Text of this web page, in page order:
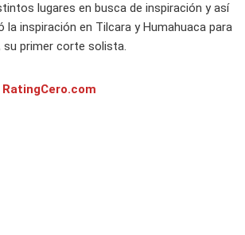
lugares en busca de inspiración y así
inspiración en Tilcara y Humahuaca para
su primer corte solista.